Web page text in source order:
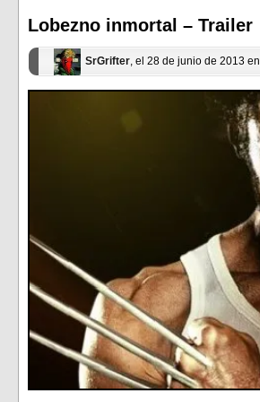
ventana
nueva)
ventana
nueva)
Lobezno inmortal – Trailer
SrGrifter, el 28 de junio de 2013 en